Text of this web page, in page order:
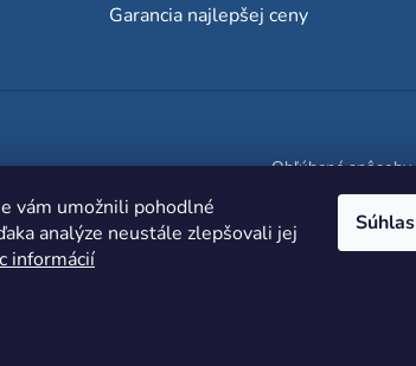
vám umožnili pohodlné
analýze neustále zlepšovali jej
informácií
Garancia najlepšej ceny
Obľúbené